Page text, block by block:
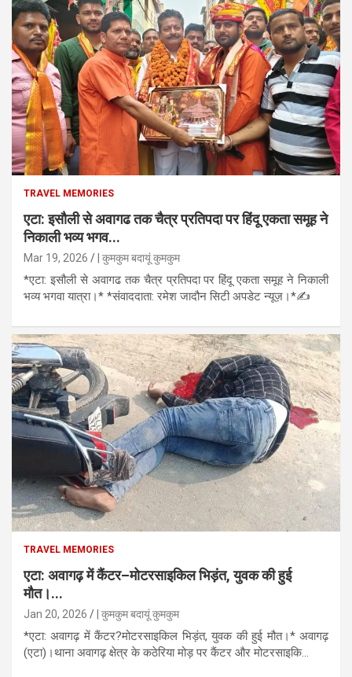
TRAVEL MEMORIES
एटा: इसौली से अवागढ तक चैत्र प्रतिपदा पर हिंदू एकता समूह ने
निकाली भव्य भगव...
Mar 19, 2026 | कुमकुम बदायूं कुमकुम
*एटा: इसौली से अवागढ तक चैत्र प्रतिपदा पर हिंदू एकता समूह ने निकाली
भव्य भगवा यात्रा।* *संवाददाता: रमेश जादौन सिटी अपडेट न्यूज़।*✍️
TRAVEL MEMORIES
एटा: अवागढ़ में कैंटर–मोटरसाइकिल भिड़ंत, युवक की हुई
मौत।...
Jan 20, 2026 | कुमकुम बदायूं कुमकुम
*एटा: अवागढ़ में कैंटर?मोटरसाइकिल भिड़ंत, युवक की हुई मौत।* अवागढ़
(एटा)।थाना अवागढ़ क्षेत्र के कठेरिया मोड़ पर कैंटर और मोटरसाइकि...